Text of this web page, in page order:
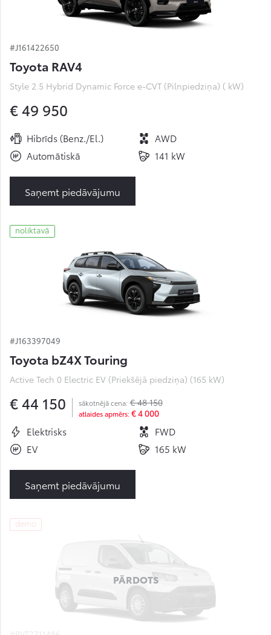
#J161422650
Toyota RAV4
Style 2.5 Hybrid Dynamic Force e-CVT (Pilnpiedziņa) ( kW)
€ 49 950
Hibrīds (Benz./El.)
AWD
Automātiskā
141 kW
Saņemt piedāvājumu
noliktavā
#J163397049
Toyota bZ4X Touring
Active Tech 0 Electric EV (Priekšējā piedziņa) (165 kW)
€ 44 150 sākotnējā cena: € 48 150
atlaides apmērs: € 4 000
Elektrisks
FWD
EV
165 kW
Saņemt piedāvājumu
demo
PĀRDOTS